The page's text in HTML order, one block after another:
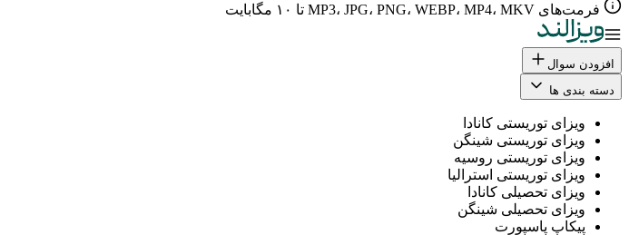
فرمت‌های MP3، JPG، PNG، WEBP، MP4، MKV تا ۱۰ مگابایت
افزودن سوال
دسته بندی ها
ویزای توریستی کانادا
ویزای توریستی شینگن
ویزای توریستی روسیه
ویزای توریستی استرالیا
ویزای تحصیلی کانادا
ویزای تحصیلی شینگن
پیکاپ پاسپورت